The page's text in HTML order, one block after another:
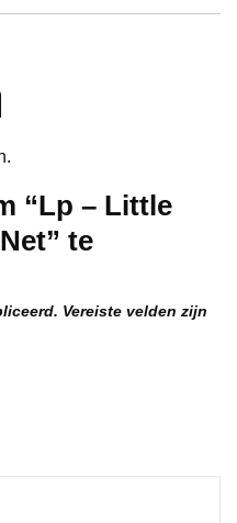
“Lp – Little
te
Vereiste velden zijn